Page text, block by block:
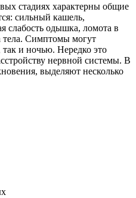
стадиях характерны общие
сильный кашель,
слабость одышка, ломота в
тела. Симптомы могут
так и ночью. Нередко это
нервной системы. В
выделяют несколько